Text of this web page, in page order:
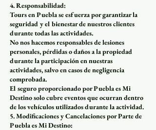
4. Responsabilidad:
Tours en Puebla se esfuerza por garantizar la
seguridad y el bienestar de nuestros clientes
durante todas las actividades.
No nos hacemos responsables de lesiones
personales, pérdidas o daños a la propiedad
durante la participación en nuestras
actividades, salvo en casos de negligencia
comprobada.
El seguro proporcionado por Puebla es Mi
Destino solo cubre eventos que ocurran dentro
de los vehículos utilizados durante la actividad.
5. Modificaciones y Cancelaciones por Parte de
Puebla es Mi Destino: